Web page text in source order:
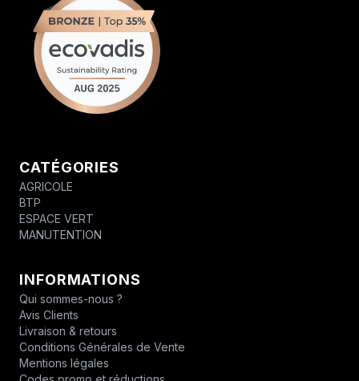
CATÉGORIES
AGRICOLE
BTP
ESPACE VERT
MANUTENTION
INFORMATIONS
Qui sommes-nous ?
Avis Clients
Livraison & retours
Conditions Générales de Vente
Mentions légales